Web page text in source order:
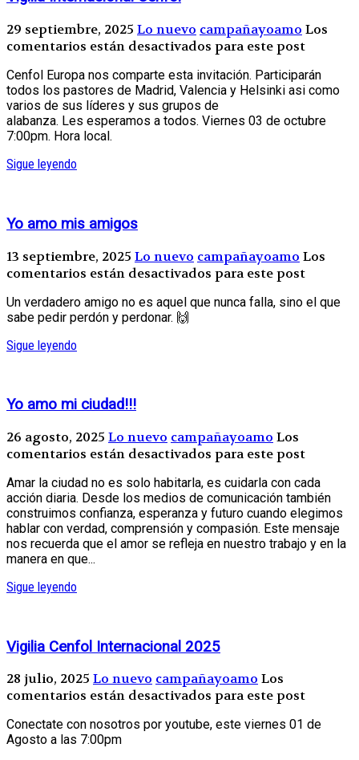
29 septiembre, 2025 Lo nuevo campañayoamo Los
comentarios están desactivados para este post
Cenfol Europa nos comparte esta invitación. Participarán
todos los pastores de Madrid, Valencia y Helsinki asi como
varios de sus líderes y sus grupos de
alabanza. Les esperamos a todos. Viernes 03 de octubre
7:00pm. Hora local.
Sigue leyendo
Yo amo mis amigos
13 septiembre, 2025 Lo nuevo campañayoamo Los
comentarios están desactivados para este post
Un verdadero amigo no es aquel que nunca falla, sino el que
sabe pedir perdón y perdonar. 🙌
Sigue leyendo
Yo amo mi ciudad!!!
26 agosto, 2025 Lo nuevo campañayoamo Los
comentarios están desactivados para este post
Amar la ciudad no es solo habitarla, es cuidarla con cada
acción diaria. Desde los medios de comunicación también
construimos confianza, esperanza y futuro cuando elegimos
hablar con verdad, comprensión y compasión. Este mensaje
nos recuerda que el amor se refleja en nuestro trabajo y en la
manera en que...
Sigue leyendo
Vigilia Cenfol Internacional 2025
28 julio, 2025 Lo nuevo campañayoamo Los
comentarios están desactivados para este post
Conectate con nosotros por youtube, este viernes 01 de
Agosto a las 7:00pm